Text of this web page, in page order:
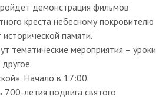
демонстрация фильмов
креста небесному покровителю
памяти.
тематические мероприятия – уроки
Начало в 17:00.
летия подвига святого